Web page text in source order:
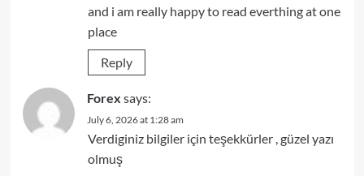
and i am really happy to read everthing at one
place
Reply
Forex says:
July 6, 2026 at 1:28 am
Verdiginiz bilgiler için teşekkürler , güzel yazı
olmuş